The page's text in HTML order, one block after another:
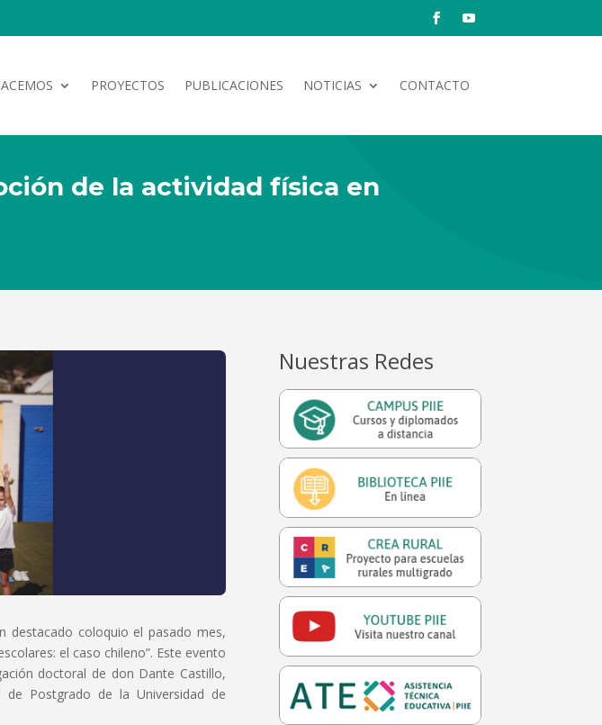
PROYECTOS PUBLICACIONES NOTICIAS CONTACTO
de la actividad física en
destacado coloquio el pasado mes,
el caso chileno”. Este evento
doctoral de don Dante Castillo,
Postgrado de la Universidad de
Nuestras Redes